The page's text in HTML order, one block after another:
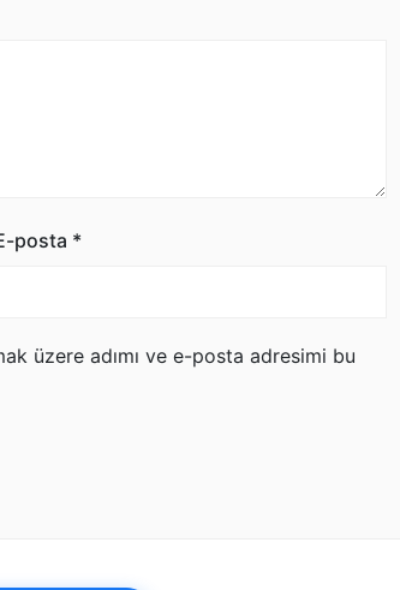
posta *
üzere adımı ve e-posta adresimi bu